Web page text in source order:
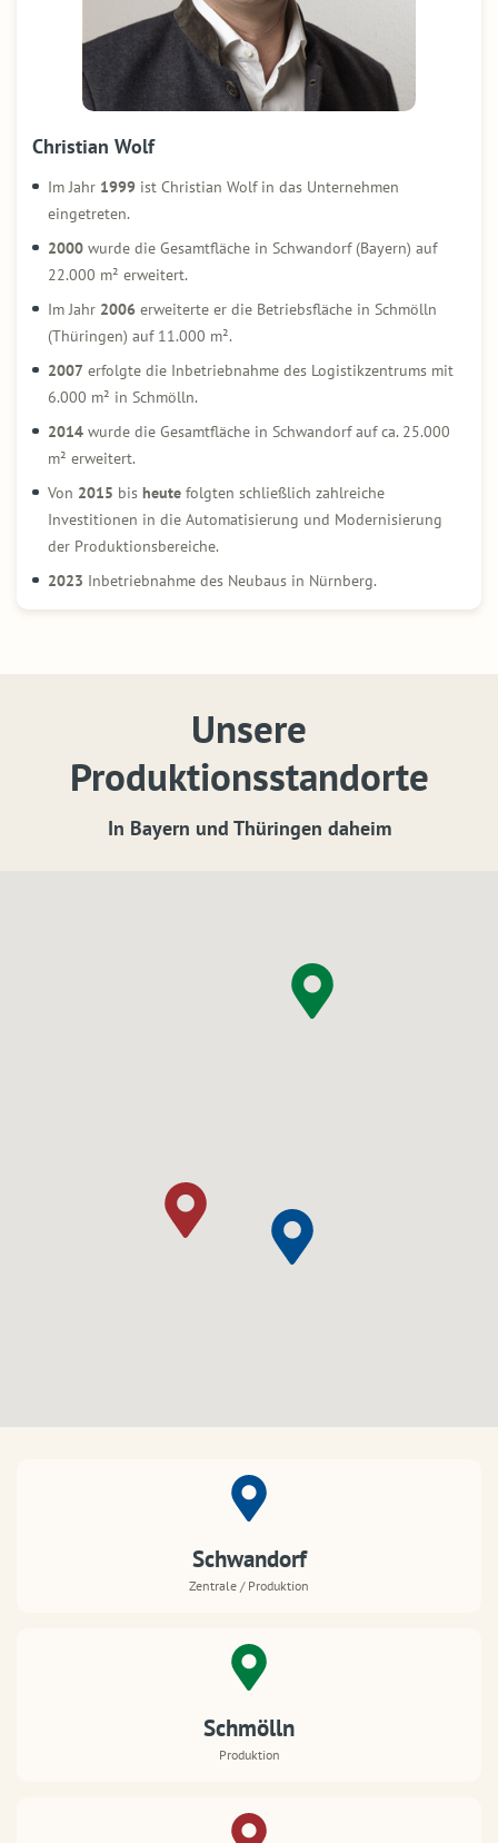
Christian Wolf
Im Jahr 1999 ist Christian Wolf in das Unternehmen
eingetreten.
2000 wurde die Gesamtfläche in Schwandorf (Bayern) auf
22.000 m² erweitert.
Im Jahr 2006 erweiterte er die Betriebsfläche in Schmölln
(Thüringen) auf 11.000 m².
2007 erfolgte die Inbetriebnahme des Logistikzentrums mit
6.000 m² in Schmölln.
2014 wurde die Gesamtfläche in Schwandorf auf ca. 25.000
m² erweitert.
Von 2015 bis heute folgten schließlich zahlreiche
Investitionen in die Automatisierung und Modernisierung
der Produktionsbereiche.
2023 Inbetriebnahme des Neubaus in Nürnberg.
Unsere
Produktionsstandorte
In Bayern und Thüringen daheim
Schwandorf
Zentrale / Produktion
Schmölln
Produktion